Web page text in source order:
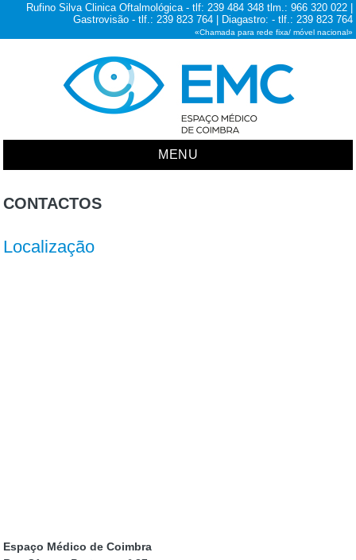
Rufino Silva Clinica Oftalmológica - tlf: 239 484 348 tlm.: 966 320 022 |
Gastrovisão - tlf.: 239 823 764 | Diagastro: - tlf.: 239 823 764
«Chamada para rede fixa/ móvel nacional»
MENU
CONTACTOS
Localização
Espaço Médico de Coimbra